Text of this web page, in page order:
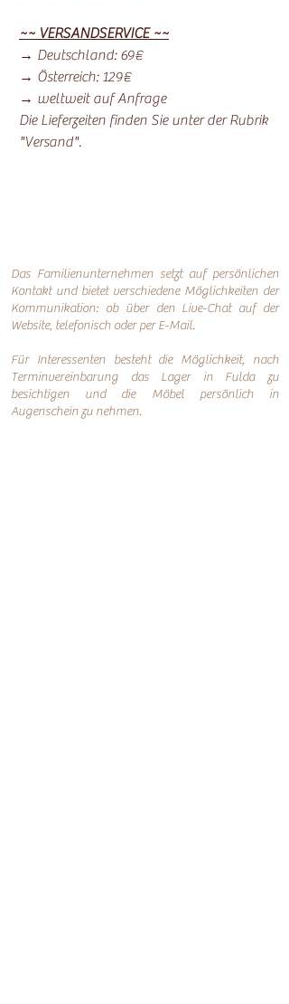
~~ VERSANDSERVICE ~~
→ Deutschland: 69€
→ Österreich: 129€
→ weltweit auf Anfrage
Die Lieferzeiten finden Sie unter der Rubrik
"Versand".
Das Familienunternehmen setzt auf persönlichen
Kontakt und bietet verschiedene Möglichkeiten der
Kommunikation: ob über den Live-Chat auf der
Website, telefonisch oder perE-Mail.
Für Interessenten besteht die Möglichkeit, nach
Terminvereinbarung das Lager in Fulda zu
besichtigen und die Möbel persönlich in
Augenschein zu nehmen.